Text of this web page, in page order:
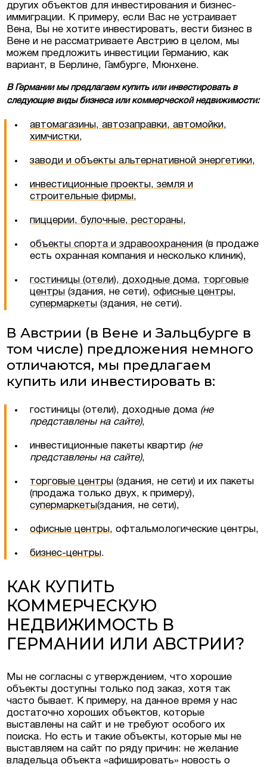
других объектов для инвестирования и бизнес-
иммиграции. К примеру, если Вас не устраивает
Вена, Вы не хотите инвестировать, вести бизнес в
Вене и не рассматриваете Австрию в целом, мы
можем предложить инвестиции Германию, как
вариант, в Берлине, Гамбурге, Мюнхене.
В Германии мы предлагаем купить или инвестировать в
следующие виды бизнеса или коммерческой недвижимости:
автомагазины, автозаправки, автомойки,
химчистки,
заводи и объекты альтернативной энергетики,
инвестиционные проекты, земля и
строительные фирмы,
пиццерии, булочные, рестораны,
объекты спорта и здравоохранения (в продаже
есть охранная компания и несколько клиник),
гостиницы (отели), доходные дома, торговые
центры (здания, не сети),офисные центры,
супермаркеты (здания, не сети).
В Австрии (в Вене и Зальцбурге в
том числе) предложения немного
отличаются, мы предлагаем
купить или инвестировать в:
гостиницы (отели), доходные дома (не
представлены на сайте),
инвестиционные пакеты квартир (не
представлены на сайте),
торговые центры (здания, не сети) и их пакеты
(продажа только двух, к примеру),
супермаркеты(здания, не сети),
офисные центры, офтальмологические центры,
бизнес-центры.
КАК КУПИТЬ
КОММЕРЧЕСКУЮ
НЕДВИЖИМОСТЬ В
ГЕРМАНИИ ИЛИ АВСТРИИ?
Мы не согласны с утверждением, что хорошие
объекты доступны только под заказ, хотя так
часто бывает. К примеру, на данное время у нас
достаточно хороших объектов, которые
выставлены на сайт и не требуют особого их
поиска. Но есть и такие объекты, которые мы не
выставляем на сайт по ряду причин: не желание
владельца объекта «афишировать» новость о